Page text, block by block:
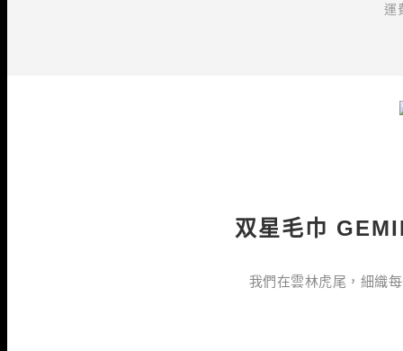
運
双星毛巾
我們在雲林虎尾，細織